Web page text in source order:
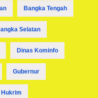
Bangka Tengah
Selatan
Dinas Kominfo
Gubernur
Hukrim